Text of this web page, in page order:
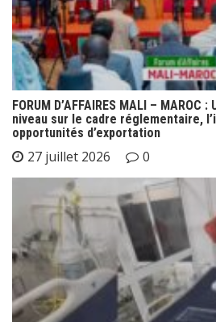
FORUM D’AFFAIRES MALI – MAROC
niveau sur le cadre réglementaire,
opportunités d’exportation
27 juillet 2026 0